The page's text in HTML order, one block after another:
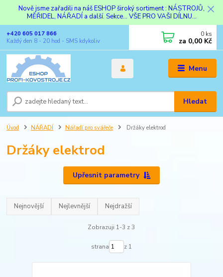
Nově jsme zařadili na náš ESHOP široký sortiment : NÁSTROJŮ,
MĚŘIDEL, NÁŘADÍ a další. Sekce... VŠE PRO VAŠI DÍLNU...
Menu
Hledat
+420 605 017 866
Každý den 8 - 20 hod - SMS kdykoliv
0 ks
za 0,00 Kč
Úvod NÁŘADÍ Nářadí pro svářeče Držáky elektrod
Držáky elektrod
Upřesnit parametry
Nejnovější Nejlevnější Nejdražší
Zobrazuji 1-3 z 3
strana z 1